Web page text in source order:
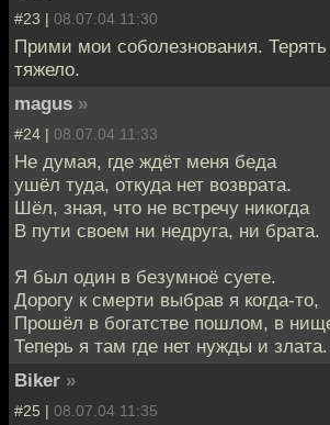
#23 | 08.07.04 11:30
Прими мои соболезнования. Терять
тяжело.
magus »
#24 | 08.07.04 11:33
Не думая, где ждёт меня беда
ушёл туда, откуда нет возврата.
Шёл, зная, что не встречу никогда
В пути своем ни недруга, ни брата.
Я был один в безумноё суете.
Дорогу к смерти выбрав я когда-то,
Прошёл в богатстве пошлом, в
Теперь я там где нет нужды и злата.
Biker »
#25 | 08.07.04 11:35